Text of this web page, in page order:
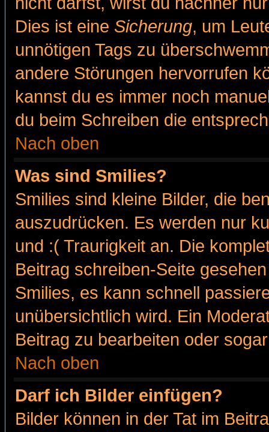
Dies ist eine Sicherung, um
unnötigen Tags zu
andere Störungen hervorrufen
kannst du es immer noch
du beim Schreiben die
Nach oben
Was sind Smilies?
Smilies sind kleine Bilder, die
auszudrücken. Es werden nur
und :( Traurigkeit an. Die
Beitrag schreiben-Seite
Smilies, es kann schnell
unübersichtlich wird. Ein
Beitrag zu bearbeiten oder
Nach oben
Darf ich Bilder einfügen?
Bilder können in der Tat im